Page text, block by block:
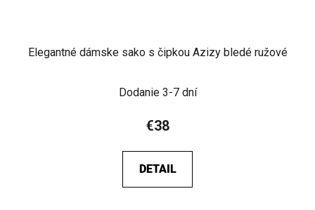
Elegantné dámske sako s čipkou Azizy bledé ružové
Dodanie 3-7 dní
€38
DETAIL